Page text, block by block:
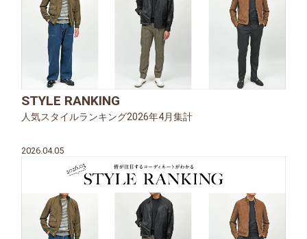
STYLE RANKING
人気スタイルランキング2026年4月集計
2026.04.05